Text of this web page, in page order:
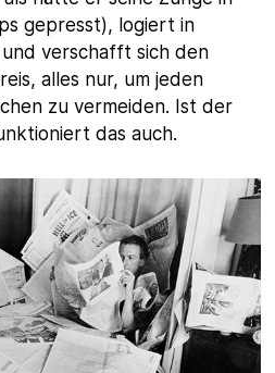
gepresst), logiert in
verschafft sich den
alles nur, um jeden
zu vermeiden. Ist der
das auch.